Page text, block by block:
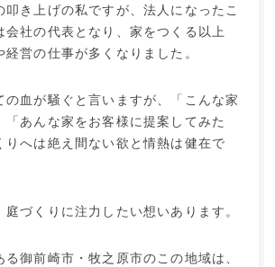
叩き上げの私ですが、法人になったこ
会社の代表となり、家をつくる以上
営の仕事が多くなりました。
の血が騒ぐと言いますが、「こんな家
「あんな家をお客様に提案してみた
りへは絶え間ない欲と情熱は健在で
づくりに注力したい想いあります。
御前崎市・牧之原市のこの地域は、